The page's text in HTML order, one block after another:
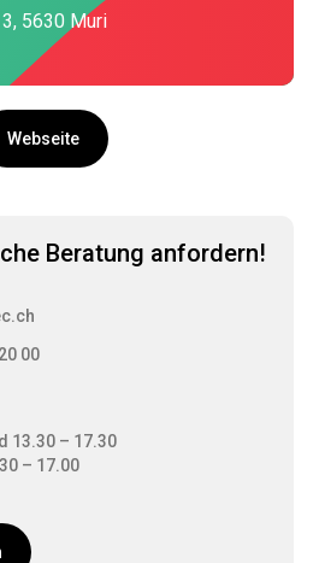
5630 Muri
Webseite
Beratung anfordern!
00
13.30 – 17.30
– 17.00